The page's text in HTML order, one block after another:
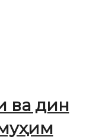
ва дин